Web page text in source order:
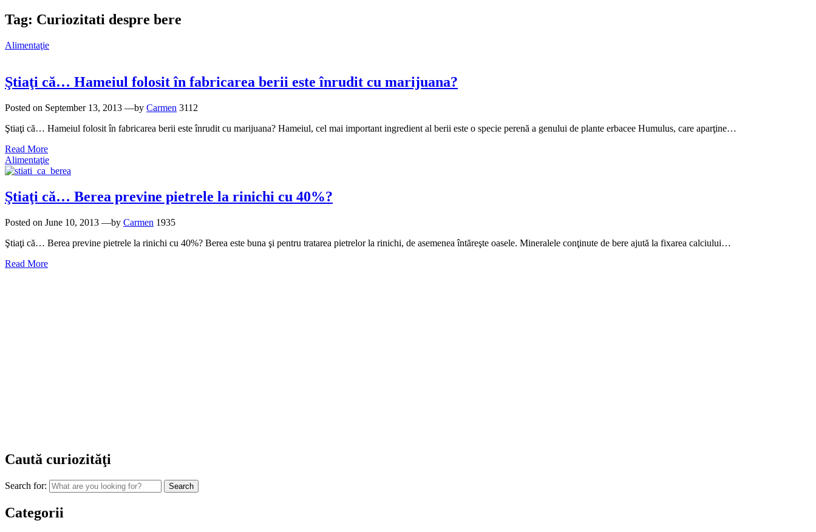
Tag: Curiozitati despre bere
Alimentaţie
Ştiaţi că… Hameiul folosit în fabricarea berii este înrudit cu marijuana?
Posted on September 13, 2013 —by Carmen 3112
Ştiaţi că… Hameiul folosit în fabricarea berii este înrudit cu marijuana? Hameiul, cel mai important ingredient al berii este o specie perenă a genului de plante erbacee Humulus, care aparţine…
Read More
Alimentaţie
Ştiaţi că… Berea previne pietrele la rinichi cu 40%?
Posted on June 10, 2013 —by Carmen 1935
Ştiaţi că… Berea previne pietrele la rinichi cu 40%? Berea este buna şi pentru tratarea pietrelor la rinichi, de asemenea întăreşte oasele. Mineralele conţinute de bere ajută la fixarea calciului…
Read More
Caută curiozităţi
Search for:
Categorii